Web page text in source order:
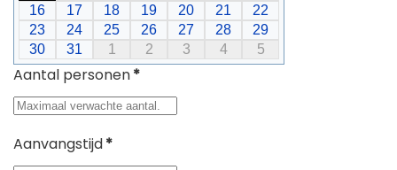
16
17 18 19 20 21
22
23
24 25 26 27 28
29
30
31 1 2 3 4 5
Aantal personen*
Aanvangstijd*